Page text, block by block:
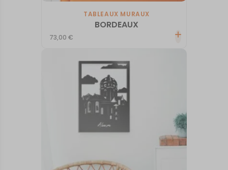
TABLEAUX MURAUX
BORDEAUX
73,00€